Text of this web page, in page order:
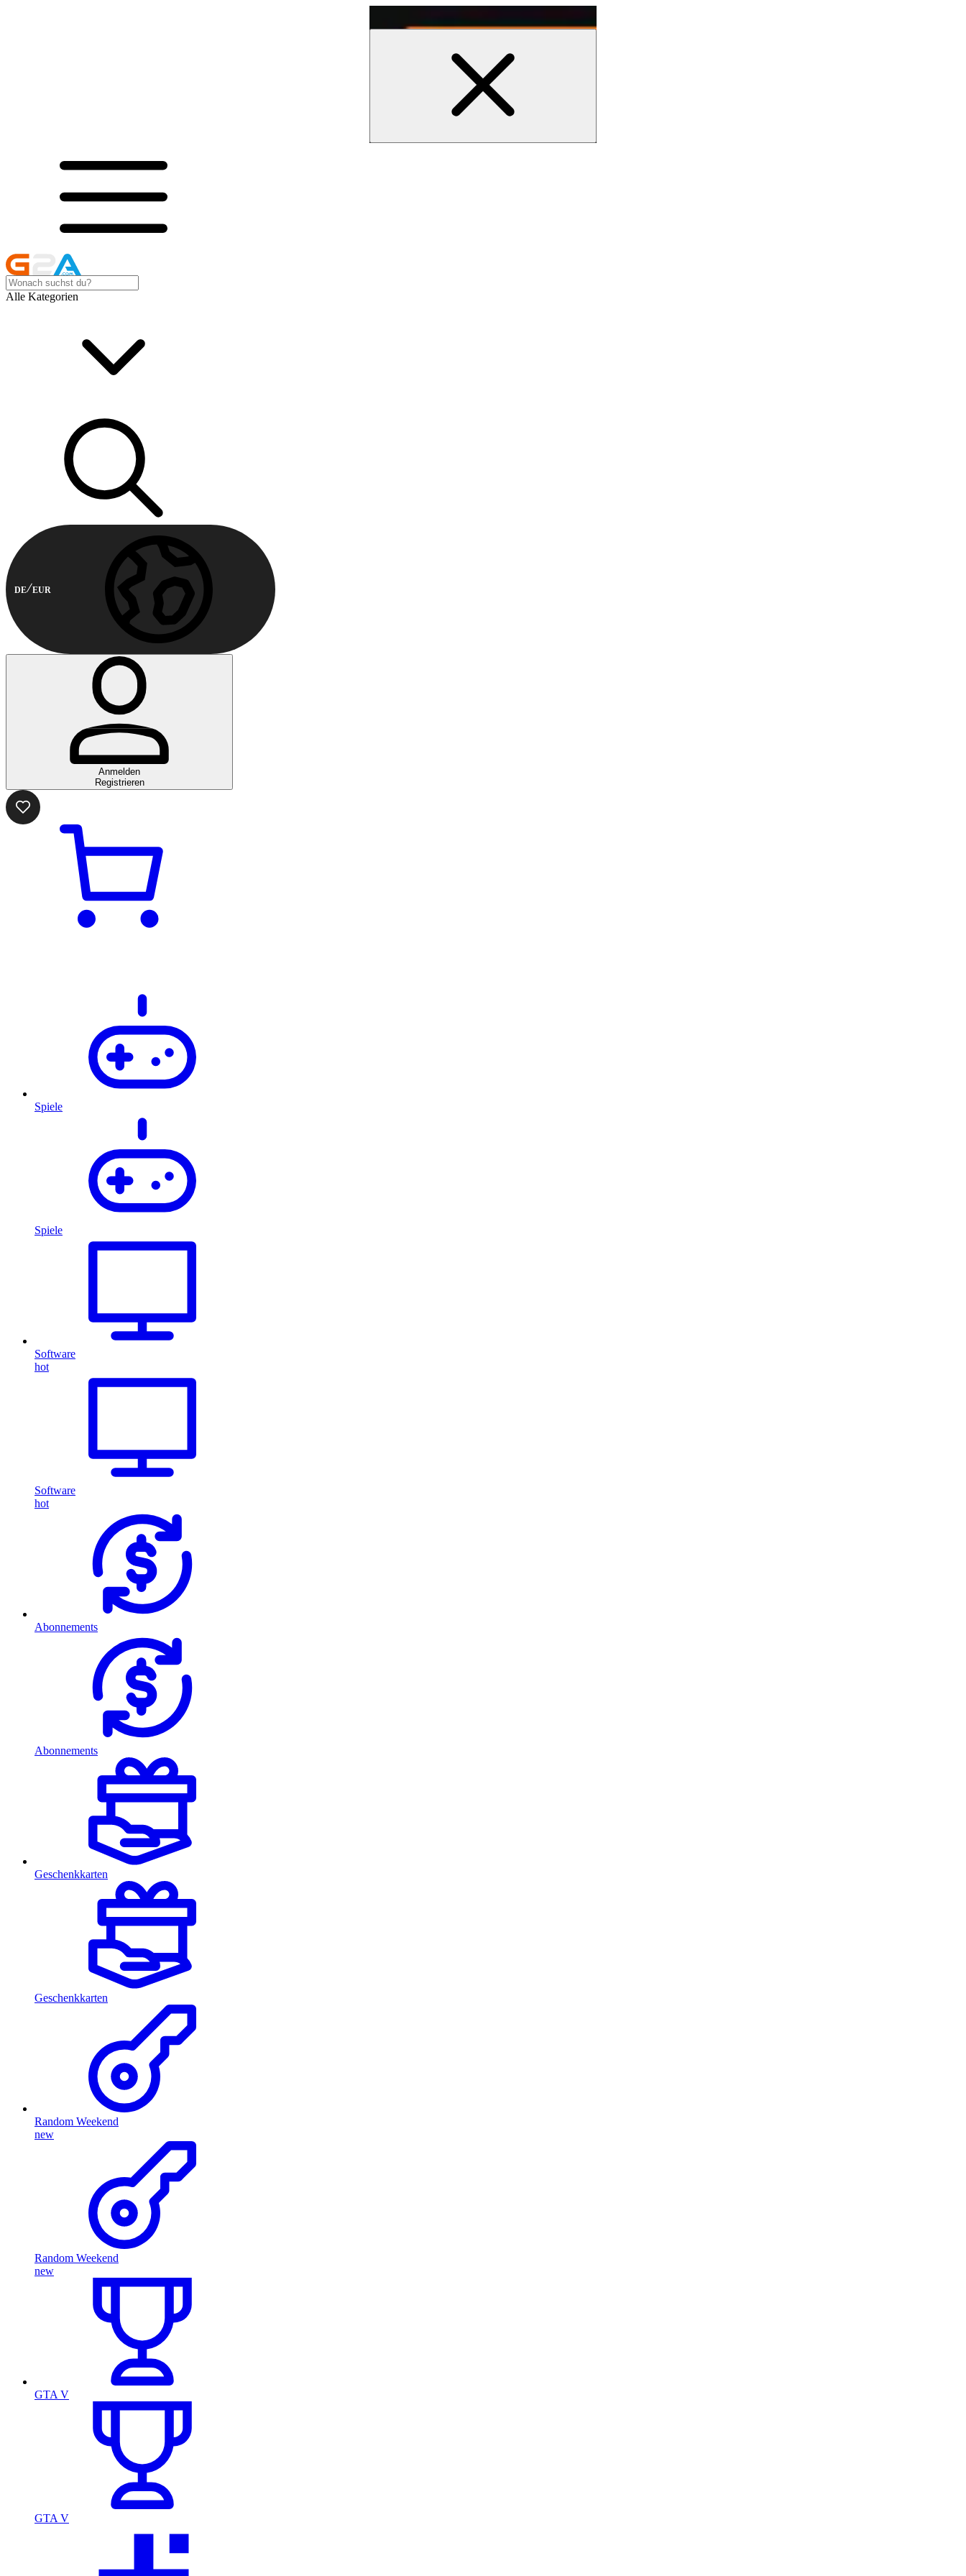
Alle Kategorien
DE EUR
Anmelden
Registrieren
Spiele
Spiele
Software
hot
Software
hot
Abonnements
Abonnements
Geschenkkarten
Geschenkkarten
Random Weekend
new
Random Weekend
new
GTA V
GTA V